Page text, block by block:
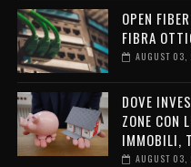
OPEN
FIBRA
AUGUST
DOVE
ZONE CON
IMMOBILI,
AUGUST